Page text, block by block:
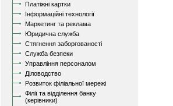
Платіжні картки
Інформаційні технології
Маркетинг та реклама
Юридична служба
Стягнення заборгованості
Служба безпеки
Управління персоналом
Діловодство
Розвиток філіальної мережі
Філії та відділення банку
(керівники)